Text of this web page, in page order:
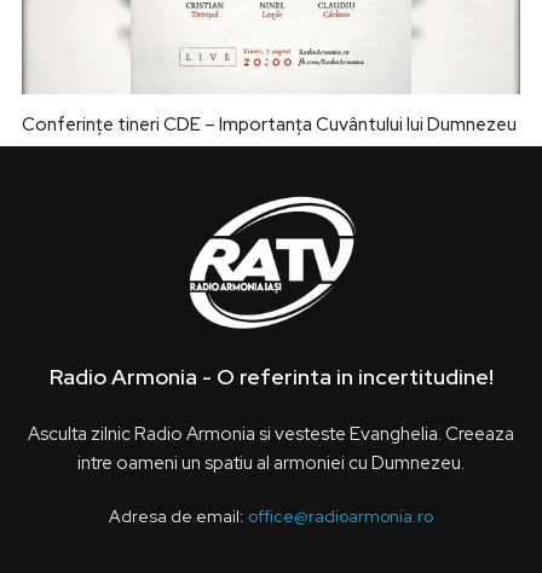
Conferințe tineri CDE – Importanța Cuvântului lui Dumnezeu
Radio Armonia - O referinta in incertitudine!
Asculta zilnic Radio Armonia si vesteste Evanghelia. Creeaza
intre oameni un spatiu al armoniei cu Dumnezeu.
Adresa de email: office@radioarmonia.ro